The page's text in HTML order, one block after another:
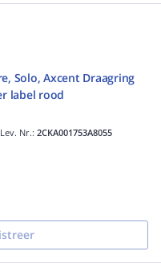
Solo, Axcent Draagring
label rood
Lev. Nr.: 2CKA001753A8055